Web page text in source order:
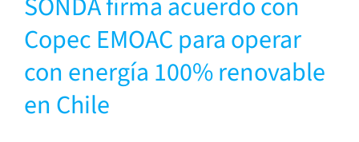
Copec EMOAC para operar
con energía 100% renovable
en Chile